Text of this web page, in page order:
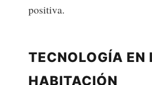
positiva.
TECNOLOGÍA EN
HABITACIÓN